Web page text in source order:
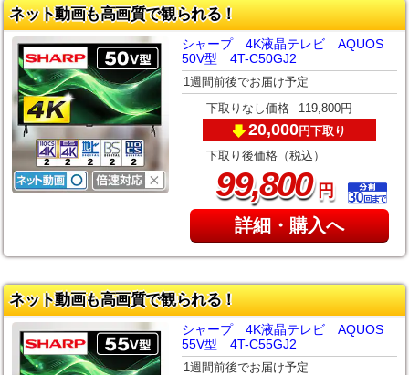
ネット動画も高画質で観られる！
シャープ 4K液晶テレビ AQUOS
50V型 4T-C50GJ2
1週間前後でお届け予定
下取りなし価格 119,800円
20,000円下取り
下取り後価格（税込）
99,800円
詳細・購入へ
ネット動画も高画質で観られる！
シャープ 4K液晶テレビ AQUOS
55V型 4T-C55GJ2
1週間前後でお届け予定